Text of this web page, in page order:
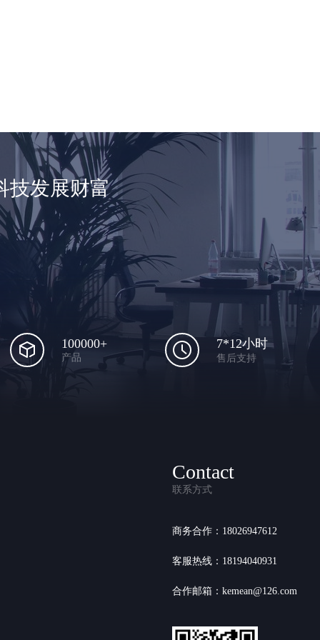
技发展财富
100000+
产品
7*12小时
售后支持
Contact
联系方式
商务合作：18026947612
客服热线：18194040931
合作邮箱：kemean@126.com